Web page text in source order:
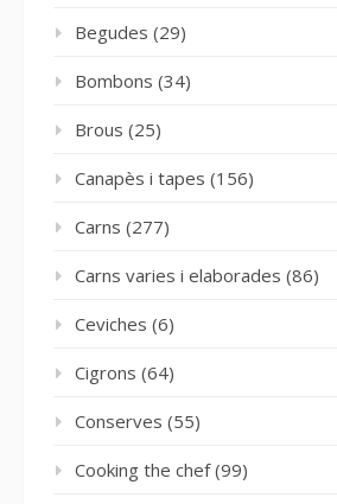
Begudes (29)
Bombons (34)
Brous (25)
Canapès i tapes (156)
Carns (277)
Carns varies i elaborades (86)
Ceviches (6)
Cigrons (64)
Conserves (55)
Cooking the chef(99)